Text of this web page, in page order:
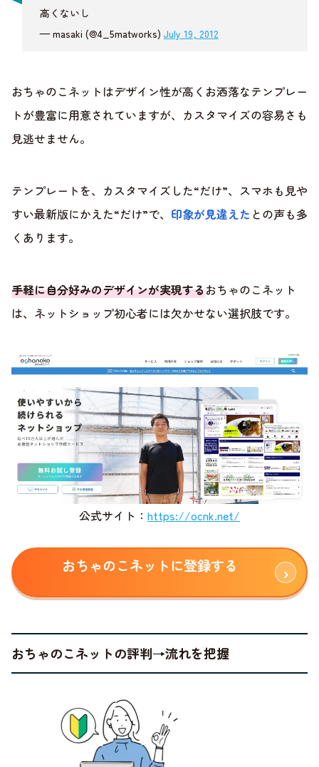
高くないし
— masaki (@4_5matworks) July 19, 2012
おちゃのこネットはデザイン性が高くお洒落なテンプレー
トが豊富に用意されていますが、カスタマイズの容易さも
見逃せません。
テンプレートを、カスタマイズした“だけ”、スマホも見や
すい最新版にかえた“だけ”で、 印象が見違えた との声も多
くあります。
手軽に自分好みのデザインが実現するおちゃのこネット
は、ネットショップ初心者には欠かせない選択肢です。
公式サイト： https://ocnk.net/
おちゃのこネットに登録する
おちゃのこネットの評判→流れを把握